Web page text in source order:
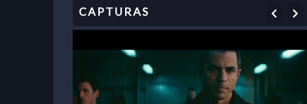
Previous